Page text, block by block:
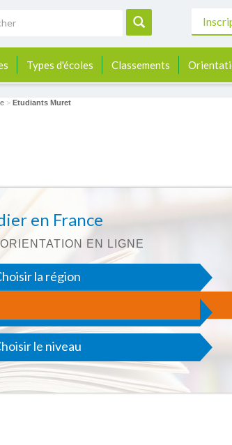
Types d'écoles Classements
> Etudiants Muret
en France
EN LIGNE
la région
le niveau